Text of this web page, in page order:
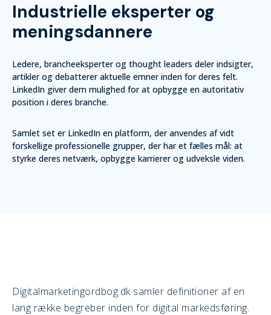
Industrielle eksperter og
meningsdannere
Ledere, brancheeksperter og thought leaders deler indsigter,
artikler og debatterer aktuelle emner inden for deres felt.
LinkedIn giver dem mulighed for at opbygge en autoritativ
position i deres branche.
Samlet set er LinkedIn en platform, der anvendes af vidt
forskellige professionelle grupper, der har et fælles mål: at
styrke deres netværk, opbygge karrierer og udveksle viden.
Digitalmarketingordbog.dk samler definitioner af en
lang række begreber inden for digital markedsføring.